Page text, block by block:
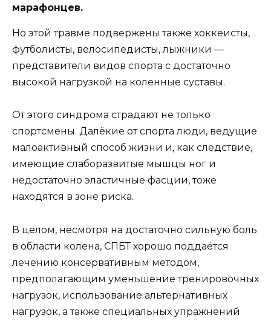
марафонцев.
Но этой травме подвержены также хоккеисты,
футболисты, велосипедисты, лыжники —
представители видов спорта с достаточно
высокой нагрузкой на коленные суставы.
От этого синдрома страдают не только
спортсмены. Далёкие от спорта люди, ведущие
малоактивный способ жизни и, как следствие,
имеющие слаборазвитые мышцы ног и
недостаточно эластичные фасции, тоже
находятся в зоне риска.
В целом, несмотря на достаточно сильную боль
в области колена, СПБТ хорошо поддаётся
лечению консервативным методом,
предполагающим уменьшение тренировочных
нагрузок, использование альтернативных
нагрузок, а также специальных упражнений